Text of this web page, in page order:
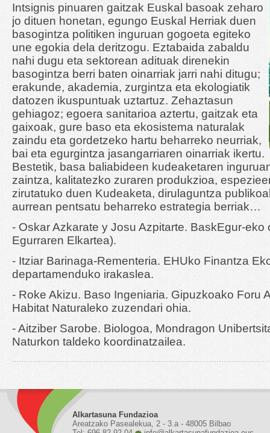
Intsignis pinuaren gaitzak Euskal basoak zeharo
jo dituen honetan, egungo Euskal Herriak duen
basogintza politiken inguruan gogoeta egiteko
une egokia dela deritzogu. Eztabaida zabaldu
nahi dugu eta sektorean adituak direnekin
basogintza berri baten oinarriak jarri nahi ditugu;
erakunde, akademia, zurgintza eta ekologiatik
datozen ikuspuntuak uztartuz. Zehaztasun
gehiagoz; egoera sanitarioa aztertu, gaitzak eta
gaixoak, gure baso eta ekosistema naturalak
zaindu eta gordetzeko hartu beharreko neurriak,
bai eta egurgintza jasangarriaren oinarriak ikertu.
Bestetik, basa baliabideen kudeaketaren
zaintza, kalitatezko zuraren produkzioa,
zirutatuko duen Kudeaketa, dirulaguntza
aurrean pentsatu beharreko estrategia berriak…
- Oskar Azkarate y Josu Azpitarte. BaskEgur-
Egurraren Elkartea).
- Itziar Barinaga-Rementeria. EHUko Finantza
departamenduko irakaslea.
- Roke Akizu. Baso Ingeniaria. Gipuzkoako Foru
Habitat Naturaleko zuzendari ohia.
- Aitziber Sarobe. Biologoa, Mondragon
Naturkon taldeko koordinatzailea.
Alkartasuna Fundazioa
Areatzako Pasealekua, 2 - 3.a - 48005 Bilbao